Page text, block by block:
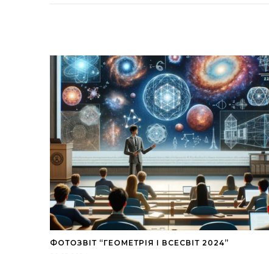
ФОТОЗВІТ “ГЕОМЕТРІЯ І ВСЕСВІТ 2024”